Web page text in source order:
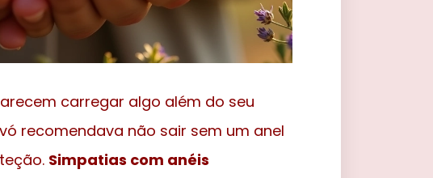
carregar algo além do seu
recomendava não sair sem um anel
Simpatias com anéis